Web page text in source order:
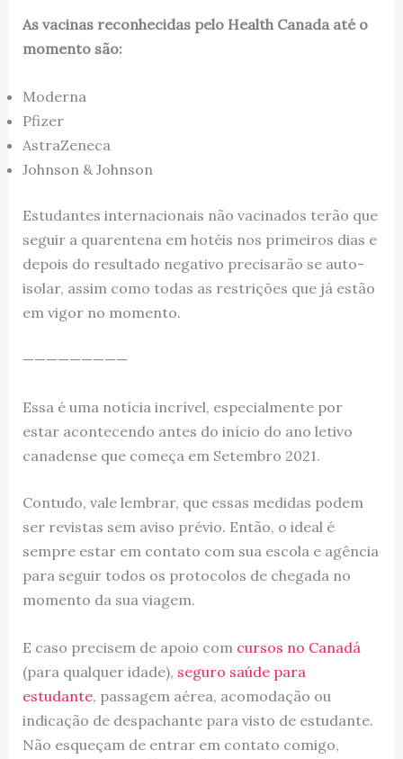
As vacinas reconhecidas pelo Health Canada até o
momento são:
Moderna
Pfizer
AstraZeneca
Johnson & Johnson
Estudantes internacionais não vacinados terão que
seguir a quarentena em hotéis nos primeiros dias e
depois do resultado negativo precisarão se auto-
isolar, assim como todas as restrições que já estão
em vigor no momento.
—————————
Essa é uma notícia incrível, especialmente por
estar acontecendo antes do início do ano letivo
canadense que começa em Setembro 2021.
Contudo, vale lembrar, que essas medidas podem
ser revistas sem aviso prévio. Então, o ideal é
sempre estar em contato com sua escola e agência
para seguir todos os protocolos de chegada no
momento da sua viagem.
E caso precisem de apoio com cursos no Canadá
(para qualquer idade), seguro saúde para
estudante, passagem aérea, acomodação ou
indicação de despachante para visto de estudante.
Não esqueçam de entrar em contato comigo,